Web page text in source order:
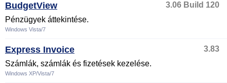
BudgetView
3.06 Build 120
Pénzügyek áttekintése.
Windows Vista/7
Express Invoice
3.83
Számlák, számlák és fizetések kezelése.
Windows XP/Vista/7